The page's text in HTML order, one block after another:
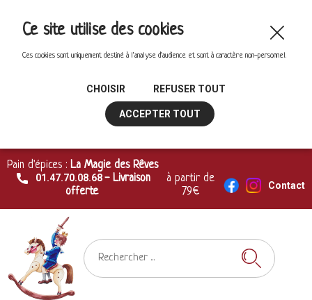
Pain d'épices : La Magie des Rêves
01.47.70.08.68- Livraison
offerte
à partir de
79€
Contact
Ce site utilise des cookies
Ces cookies sont uniquement destiné à l'analyse d'audience et sont à caractère non-personnel.
CHOISIR REFUSER TOUT
ACCEPTER TOUT